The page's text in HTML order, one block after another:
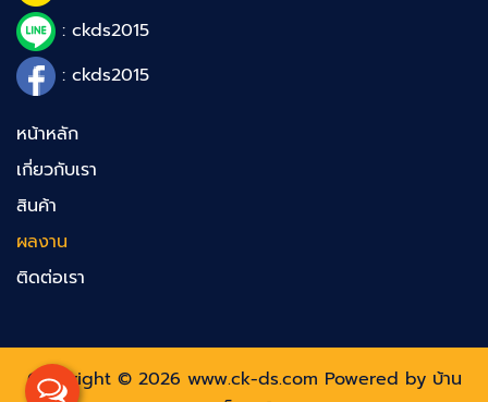
: ckds2015
: ckds2015
หน้าหลัก
เกี่ยวกับเรา
สินค้า
ผลงาน
ติดต่อเรา
Copyright © 2026 www.ck-ds.com Powered by บ้าน